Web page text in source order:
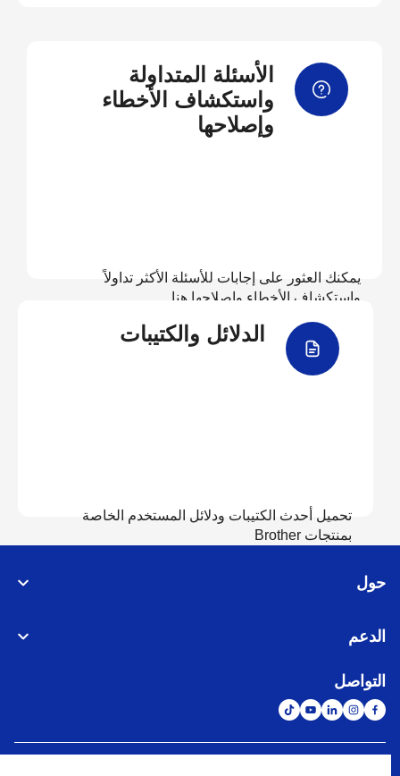
الأسئلة المتداولة
واستكشاف الأخطاء
وإصلاحها
يمكنك العثور على إجابات للأسئلة الأكثر تداولاً
واستكشاف الأخطاء وإصلاحها هنا
عرض الأسئلة المتداولة
الدلائل والكتيبات
تحميل أحدث الكتيبات ودلائل المستخدم الخاصة
بمنتجات Brother
حول
الدعم
التواصل